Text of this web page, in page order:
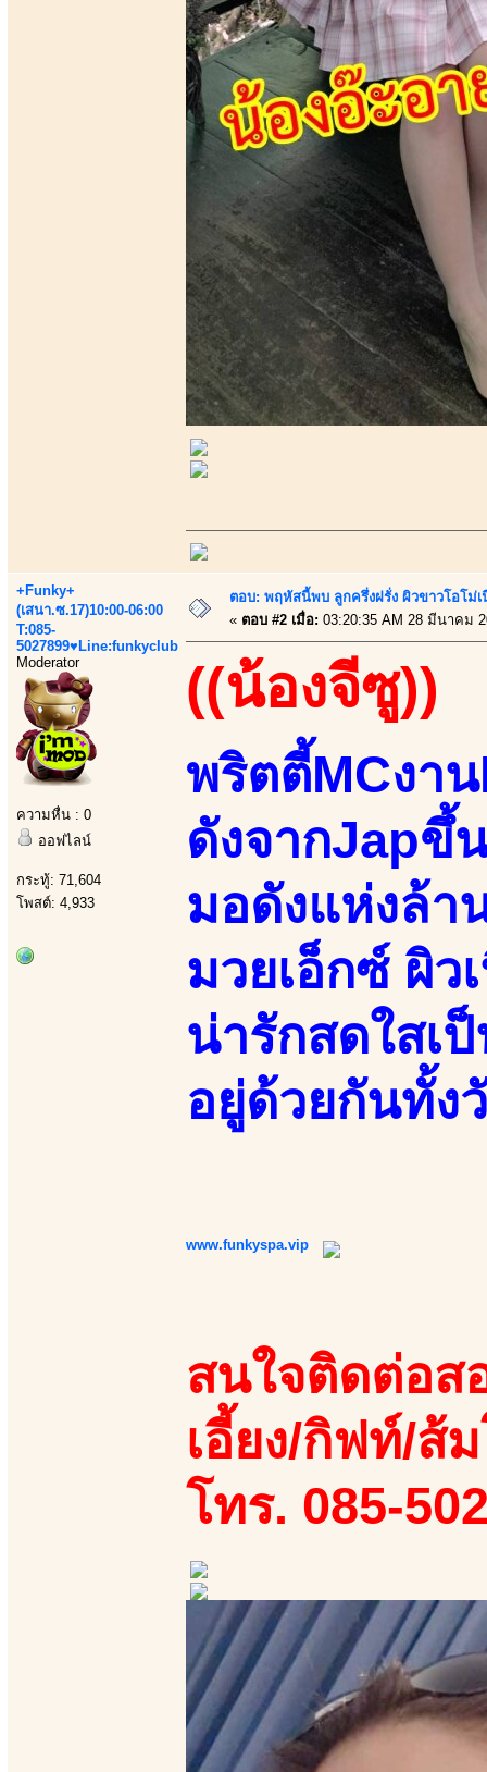
+Funky+
(เสนา.ซ.17)10:00-06:00
T:085-
5027899♥Line:funkyclub
Moderator
ความหื่น : 0
ออฟไลน์
กระทู้: 71,604
โพสต์: 4,933
ตอบ: พฤหัสนี้พบ ลูกครึ่งฝรั่ง ผิวขาวโอโม่
« ตอบ #2 เมื่อ: 03:20:35 AM 28 มีนาคม
((น้องจีซู))
พริตตี้MCงา
ดังจากJapขึ้
มอดังแห่งล้า
มวยเอ็กซ์ ผิว
น่ารักสดใสเ
อยู่ด้วยกันทั้ง
www.funkyspa.vip
สนใจติดต่อส
เอี้ยง/กิฟท์/ส้
โทร. 085-